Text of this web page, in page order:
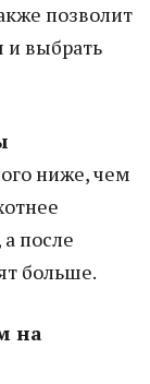
позволит
и выбрать
ниже, чем
после
больше.
на